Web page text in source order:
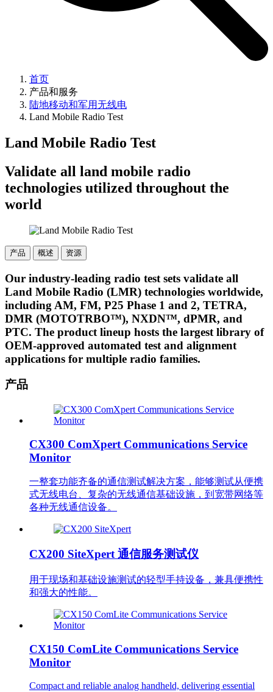
首页
产品和服务
陆地移动和军用无线电
Land Mobile Radio Test
Land Mobile Radio Test
Validate all land mobile radio
technologies utilized throughout the
world
产品 概述 资源
Our industry-leading radio test sets validate all
Land Mobile Radio (LMR) technologies worldwide,
including AM, FM, P25 Phase 1 and 2, TETRA,
DMR (MOTOTRBO™), NXDN™, dPMR, and
PTC. The product lineup hosts the largest library of
OEM-approved automated test and alignment
applications for multiple radio families.
产品
CX300 ComXpert Communications Service
Monitor
一整套功能齐备的通信测试解决方案，能够测试从便携
式无线电台、复杂的无线通信基础设施，到宽带网络等
各种无线通信设备。
CX200 SiteXpert 通信服务测试仪
用于现场和基础设施测试的轻型手持设备，兼具便携性
和强大的性能。
CX150 ComLite Communications Service
Monitor
Compact and reliable analog handheld, delivering essential